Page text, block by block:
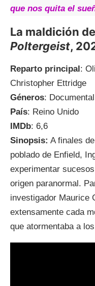
que nos quita el
La maldición
Poltergeist,
Reparto principal:
Christopher Ettridge
Géneros:
País: Reino Unido
IMDb: 6,6
Sinopsis: A finales
poblado de Enfield,
experimentar
origen paranormal.
investigador Maurice
extensamente cada
que atormentaba a